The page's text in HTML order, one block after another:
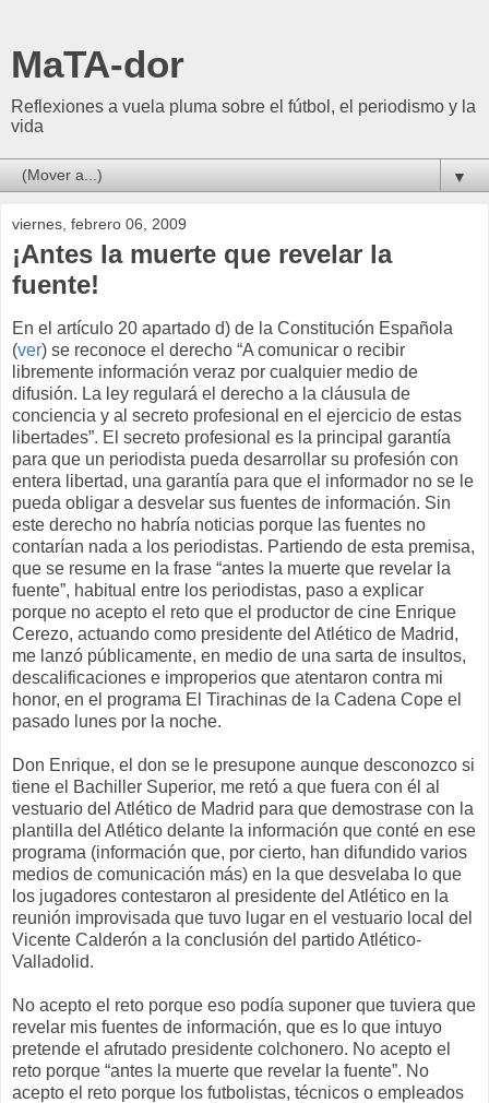
MaTA-dor
Reflexiones a vuela pluma sobre el fútbol, el periodismo y la
vida
▼
viernes, febrero 06, 2009
¡Antes la muerte que revelar la
fuente!
En el artículo 20 apartado d) de la Constitución Española
(ver) se reconoce el derecho “A comunicar o recibir
libremente información veraz por cualquier medio de
difusión. La ley regulará el derecho a la cláusula de
conciencia y al secreto profesional en el ejercicio de estas
libertades”. El secreto profesional es la principal garantía
para que un periodista pueda desarrollar su profesión con
entera libertad, una garantía para que el informador no se le
pueda obligar a desvelar sus fuentes de información. Sin
este derecho no habría noticias porque las fuentes no
contarían nada a los periodistas. Partiendo de esta premisa,
que se resume en la frase “antes la muerte que revelar la
fuente”, habitual entre los periodistas, paso a explicar
porque no acepto el reto que el productor de cine Enrique
Cerezo, actuando como presidente del Atlético de Madrid,
me lanzó públicamente, en medio de una sarta de insultos,
descalificaciones e improperios que atentaron contra mi
honor, en el programa El Tirachinas de la Cadena Cope el
pasado lunes por la noche.
Don Enrique, el don se le presupone aunque desconozco si
tiene el Bachiller Superior, me retó a que fuera con él al
vestuario del Atlético de Madrid para que demostrase con la
plantilla del Atlético delante la información que conté en ese
programa (información que, por cierto, han difundido varios
medios de comunicación más) en la que desvelaba lo que
los jugadores contestaron al presidente del Atlético en la
reunión improvisada que tuvo lugar en el vestuario local del
Vicente Calderón a la conclusión del partido Atlético-
Valladolid.
No acepto el reto porque eso podía suponer que tuviera que
revelar mis fuentes de información, que es lo que intuyo
pretende el afrutado presidente colchonero. No acepto el
reto porque “antes la muerte que revelar la fuente”. No
acepto el reto porque los futbolistas, técnicos o empleados